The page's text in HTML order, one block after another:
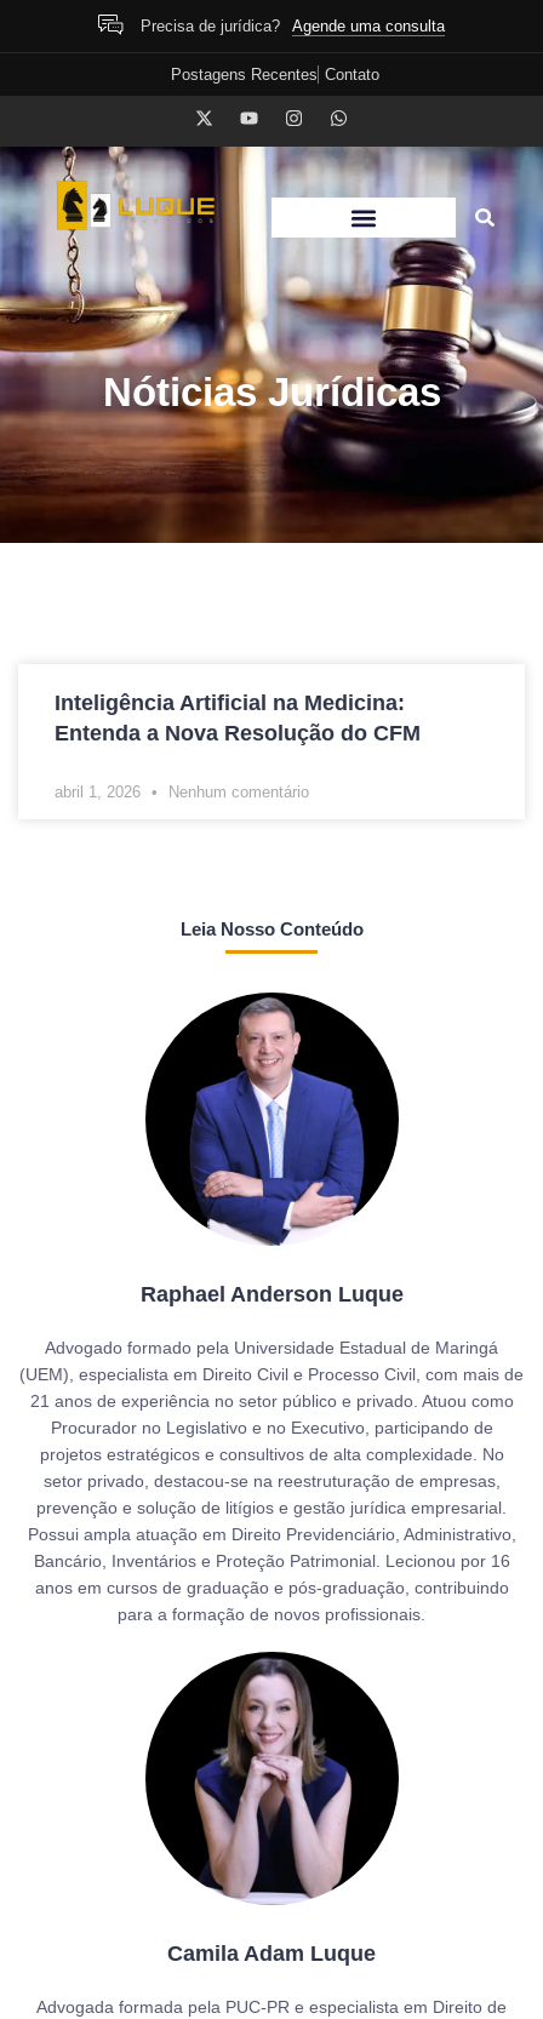
Precisa de jurídica? Agende uma consulta
Postagens Recentes Contato
Nóticias Jurídicas
Inteligência Artificial na Medicina:
Entenda a Nova Resolução do CFM
abril 1, 2026 Nenhum comentário
Leia Nosso Conteúdo
Raphael Anderson Luque
Advogado formado pela Universidade Estadual de Maringá
(UEM), especialista em Direito Civil e Processo Civil, com mais de
21 anos de experiência no setor público e privado. Atuou como
Procurador no Legislativo e no Executivo, participando de
projetos estratégicos e consultivos de alta complexidade. No
setor privado, destacou-se na reestruturação de empresas,
prevenção e solução de litígios e gestão jurídica empresarial.
Possui ampla atuação em Direito Previdenciário, Administrativo,
Bancário, Inventários e Proteção Patrimonial. Lecionou por 16
anos em cursos de graduação e pós-graduação, contribuindo
para a formação de novos profissionais.
Camila Adam Luque
Advogada formada pela PUC-PR e especialista em Direito de